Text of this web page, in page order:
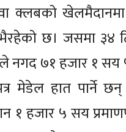
क्लबको
छ। जसमा ३४
नगद ७१ हजार १ सय
मेडेल हात पार्ने छन्
१ हजार ५ सय